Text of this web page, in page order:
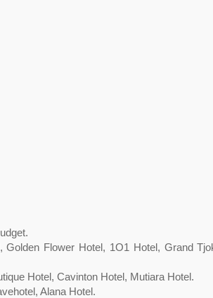
Flower Hotel, 1O1 Hotel, Grand
Hotel, Cavinton Hotel, Mutiara Hotel.
Alana Hotel.